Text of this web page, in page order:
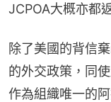
JCPOA大概亦都
除了美國的背信
的外交政策，同
作為組織唯一的